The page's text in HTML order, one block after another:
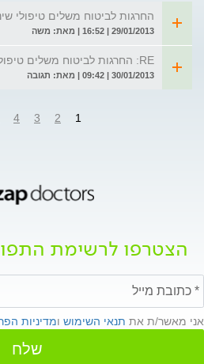
החרגות לביטוח משלים טיפולי
29/01/2013 | 16:52 | מאת: משה
RE: החרגות לביטוח משלים טיפולי שיניים.
30/01/2013 | 09:42 | מאת: תגובה
1
2
3
4
הצטרפו לרשימת
אני מאשר/ת את תנאי השימוש ומדיניות
שלח